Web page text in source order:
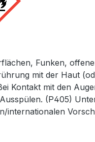
Funken,
mit der Haut
Kontakt mit den
(P405)
internationalen